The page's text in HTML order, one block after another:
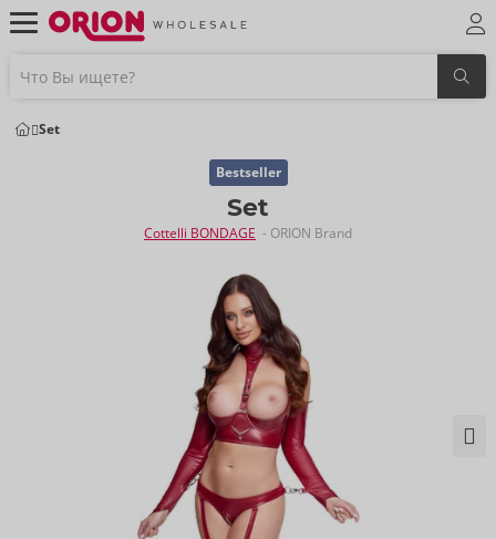
Set
Bestseller
Set
Cottelli BONDAGE - ORION Brand